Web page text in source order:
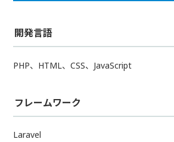
開発言語
PHP、HTML、CSS、JavaScript
フレームワーク
Laravel